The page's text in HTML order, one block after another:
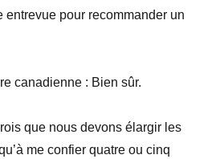
entrevue pour recommander un
canadienne : Bien sûr.
que nous devons élargir les
me confier quatre ou cinq